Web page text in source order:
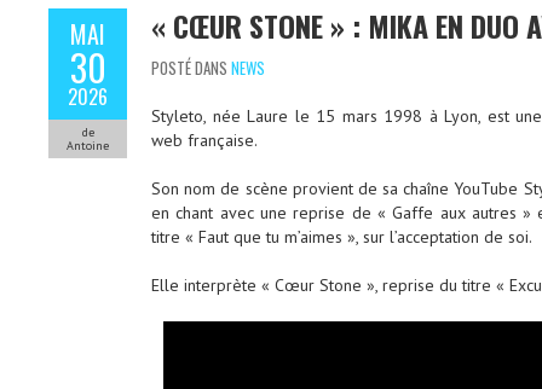
MAI
30
2026
de
Antoine
« CŒUR STONE » : MIKA EN DUO
POSTÉ DANS NEWS
Styleto, née Laure le 15 mars 1998 à Lyon, est
web française.
Son nom de scène provient de sa chaîne YouTube
en chant avec une reprise de « Gaffe aux autres
titre « Faut que tu m’aimes », sur l’acceptation de soi.
Elle interprète « Cœur Stone », reprise du titre «